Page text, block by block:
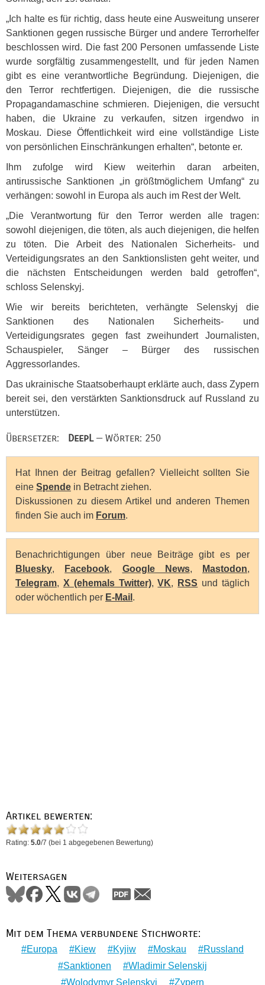
„Ich halte es für richtig, dass heute eine Ausweitung unserer
Sanktionen gegen russische Bürger und andere Terrorhelfer
beschlossen wird. Die fast 200 Personen umfassende Liste
wurde sorgfältig zusammengestellt, und für jeden Namen
gibt es eine verantwortliche Begründung. Diejenigen, die
den Terror rechtfertigen. Diejenigen, die die russische
Propagandamaschine schmieren. Diejenigen, die versucht
haben, die Ukraine zu verkaufen, sitzen irgendwo in
Moskau. Diese Öffentlichkeit wird eine vollständige Liste
von persönlichen Einschränkungen erhalten“, betonte er.
Ihm zufolge wird Kiew weiterhin daran arbeiten,
antirussische Sanktionen „in größtmöglichem Umfang“ zu
verhängen: sowohl in Europa als auch im Rest der Welt.
„Die Verantwortung für den Terror werden alle tragen:
sowohl diejenigen, die töten, als auch diejenigen, die helfen
zu töten. Die Arbeit des Nationalen Sicherheits- und
Verteidigungsrates an den Sanktionslisten geht weiter, und
die nächsten Entscheidungen werden bald getroffen“,
schloss Selenskyj.
Wie wir bereits berichteten, verhängte Selenskyj die
Sanktionen des Nationalen Sicherheits- und
Verteidigungsrates gegen fast zweihundert Journalisten,
Schauspieler, Sänger – Bürger des russischen
Aggressorlandes.
Das ukrainische Staatsoberhaupt erklärte auch, dass Zypern
bereit sei, den verstärkten Sanktionsdruck auf Russland zu
unterstützen.
Übersetzer: DeepL— Wörter: 250
Hat Ihnen der Beitrag gefallen? Vielleicht sollten Sie
eine Spende in Betracht ziehen.
Diskussionen zu diesem Artikel und anderen Themen
finden Sie auch im Forum.
Benachrichtigungen über neue Beiträge gibt es per
Bluesky, Facebook, Google News, Mastodon,
Telegram, X (ehemals Twitter),VK, RSS und täglich
oder wöchentlich per E-Mail .
Artikel bewerten:
Rating: 5.0/7 (bei 1 abgegebenen Bewertung)
Weitersagen
Mit dem Thema verbundene Stichworte:
Europa Kiew Kyjiw Moskau
Russland
Sanktionen
Wladimir Selenskij
Wolodymyr Selenskyj
Zypern